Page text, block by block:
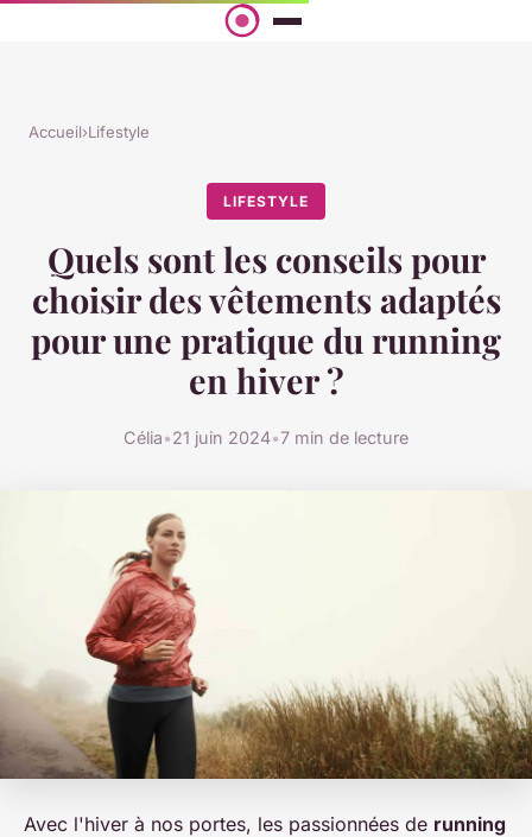
Accueil›Lifestyle
LIFESTYLE
Quels sont les conseils pour
choisir des vêtements adaptés
pour une pratique du running
en hiver ?
Célia•21 juin 2024•7 min de lecture
Avec l'hiver à nos portes, les passionnées de running